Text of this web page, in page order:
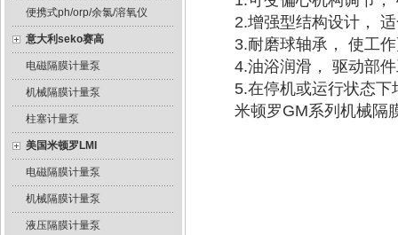
便携式ph/orp/余氯/溶氧仪
意大利seko赛高
电磁隔膜计量泵
机械隔膜计量泵
柱塞计量泵
美国米顿罗LMI
电磁隔膜计量泵
机械隔膜计量泵
液压隔膜计量泵
2.增强型结构设计，
3.耐磨球轴承， 使工
4.油浴润滑， 驱动部
5.在停机或运行状态
米顿罗GM系列机械隔